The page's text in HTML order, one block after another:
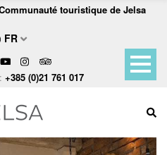
touristique de Jelsa
FR
+385 (0)21 761 017